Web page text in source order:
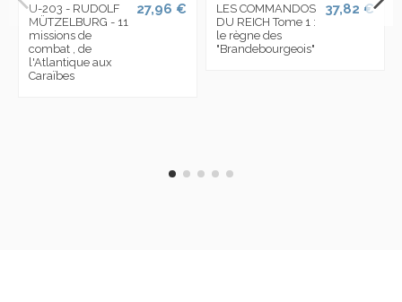
U-203 - RUDOLF
MÜTZELBURG - 11
missions de
combat , de
l'Atlantique aux
Caraïbes
27,96 €
LES COMMANDOS
DU REICH Tome 1 :
le règne des
"Brandebourgeois"
37,82 €